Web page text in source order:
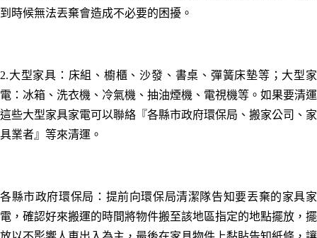
到時候無法丟棄會造成不必要的困擾。
2.大型家具：床組、櫥櫃、沙發、書桌、彈簧床墊等；大型家
電：冰箱、洗衣機、冷氣機、抽油煙機、電視機等。如果要清運
這些大型家具家電可以聯絡『各縣市政府環保局、搬家公司、家
具業者』等來清運。
各縣市政府環保局： 提前向環保局清潔隊告知要丟棄的家具家
電，確認好來搬運的時間將物件搬至該地區指定的地點擺放，擺